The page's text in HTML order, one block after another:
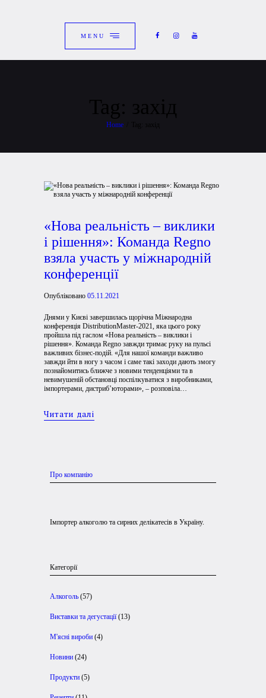
MENU
Tag: захід
Home Tag: захід
КАТАЛОГ
ПРО КОМПАНІЮ
КОНТАКТИ
«Нова реальність – виклики
і рішення»: Команда Regno
взяла участь у міжнародній
конференції
Опубліковано 05.11.2021
Днями у Києві завершилась щорічна Міжнародна
конференція DistributionMaster-2021, яка цього року
пройшла під гаслом «Нова реальність – виклики і
рішення». Команда Regno завжди тримає руку на пульсі
важливих бізнес-подій. «Для нашої команди важливо
завжди йти в ногу з часом і саме такі заходи дають змогу
познайомитись ближче з новими тенденціями та в
невимушеній обстановці поспілкуватися з виробниками,
імпортерами, дистриб’юторами», – розповіла…
Читати далі
Про компанію
Імпортер алкоголю та сирних делікатесів в Україну.
Категорії
Алкоголь (57)
Виставки та дегустації(13)
М'ясні вироби (4)
Новини (24)
Продукти (5)